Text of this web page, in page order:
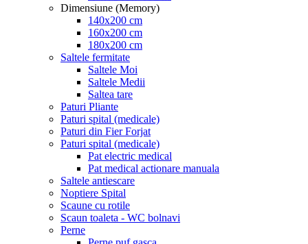
Dimensiune (Memory)
140x200 cm
160x200 cm
180x200 cm
Saltele fermitate
Saltele Moi
Saltele Medii
Saltea tare
Paturi Pliante
Paturi spital (medicale)
Paturi din Fier Forjat
Paturi spital (medicale)
Pat electric medical
Pat medical actionare manuala
Saltele antiescare
Noptiere Spital
Scaune cu rotile
Scaun toaleta - WC bolnavi
Perne